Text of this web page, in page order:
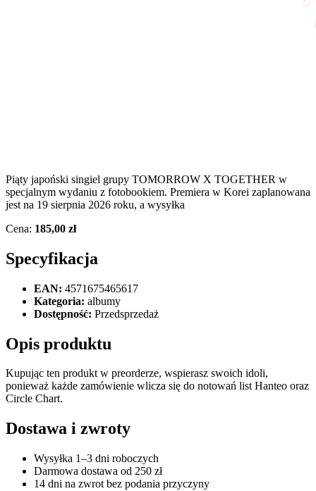
Piąty japoński singiel grupy TOMORROW X TOGETHER w
specjalnym wydaniu z fotobookiem. Premiera w Korei zaplanowana
jest na 19 sierpnia 2026 roku, a wysyłka
Cena: 185,00 zł
Specyfikacja
EAN: 4571675465617
Kategoria: albumy
Dostępność: Przedsprzedaż
Opis produktu
Kupując ten produkt w preorderze, wspierasz swoich idoli,
ponieważ każde zamówienie wlicza się do notowań list Hanteo oraz
Circle Chart.
Dostawa i zwroty
Wysyłka 1–3 dni roboczych
Darmowa dostawa od 250 zł
14 dni na zwrot bez podania przyczyny